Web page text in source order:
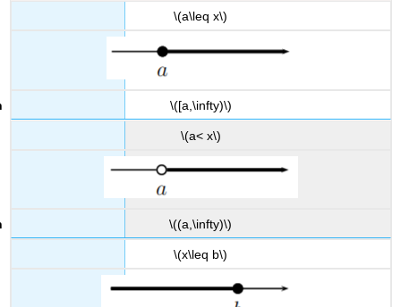
\(a\leq x\)
\([a,\infty)\)
\(a< x\)
\((a,\infty)\)
\(x\leq b\)